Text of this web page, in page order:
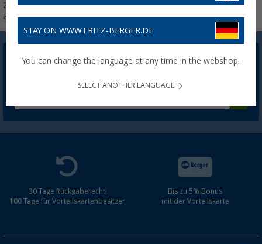
Zelt, Wohnwagen, Wohnmobil,
aber auch im Auto.
Berger Newsletter
5,- € Willkommensgutschein sichern
30 Tage Rückgaberecht
100 Tage für Vorteilskartenbesitzer
Bis zu 5% Bonus
mit der Vorteilskarte
STAY ON WWW.FRITZ-BERGER.DE
You can change the language at any time in the webshop.
SELECT ANOTHER LANGUAGE